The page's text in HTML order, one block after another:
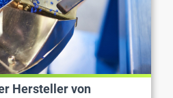
Hersteller von